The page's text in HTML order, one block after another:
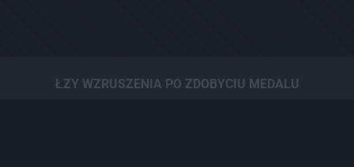
ŁZY WZRUSZENIA PO ZDOBYCIU MEDALU